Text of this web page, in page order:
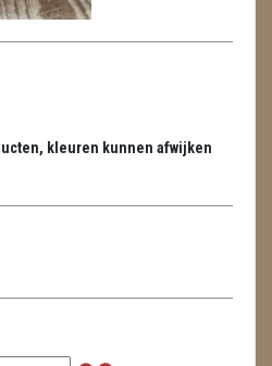
kleuren kunnen afwijken